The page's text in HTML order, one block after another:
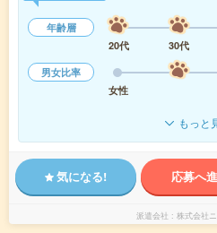
年齢層
20代
30代
男女比率
女性
もっと
気になる! 応募へ
派遣会社 株式会社